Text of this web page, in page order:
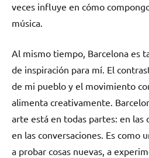
veces influye en cómo
música.
Al mismo tiempo, Barcelona es
de inspiración para mí. El
de mi pueblo y el movimiento
alimenta creativamente.
arte está en todas partes: en las
en las conversaciones. Es como
a probar cosas nuevas, a